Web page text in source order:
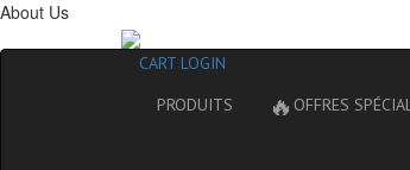
About Us
CART LOGIN
PRODUITS
🔥 OFFRES